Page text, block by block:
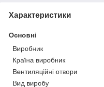
Характеристики
Основні
Виробник
Країна виробник
Вентиляційні отвори
Вид виробу